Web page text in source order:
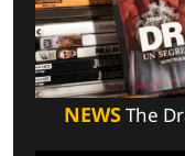
NEWSThe